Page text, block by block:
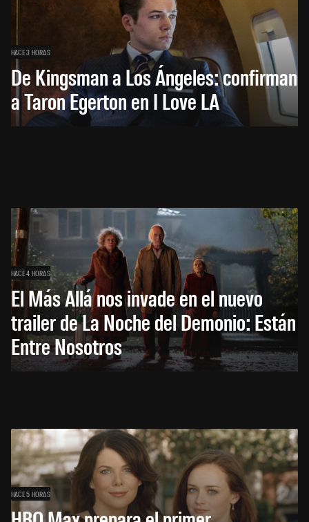
HACE 3 HORAS
De Kingsman a Los Ángeles: confirman
a Taron Egerton en I Love LA
HACE 4 HORAS
El Más Allá nos invade en el nuevo
trailer de La Noche del Demonio: Están
Entre Nosotros
HACE 5 HORAS